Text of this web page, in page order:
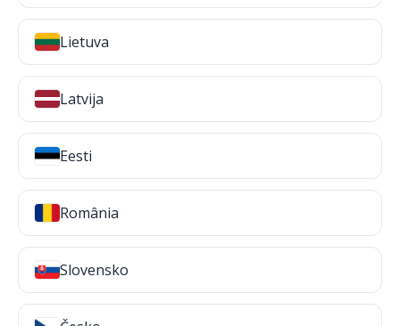
Lietuva
Latvija
Eesti
România
Slovensko